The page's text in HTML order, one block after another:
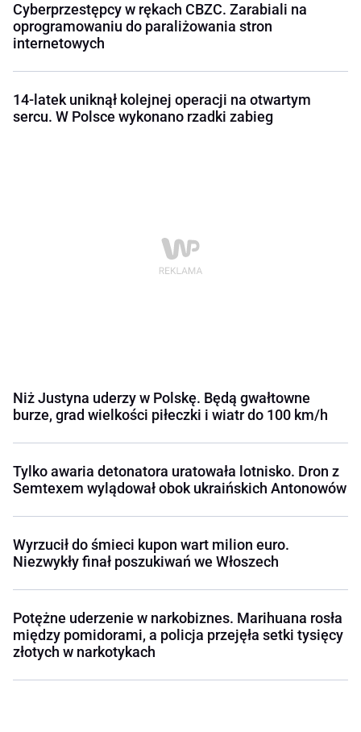
Cyberprzestępcy w rękach CBZC. Zarabiali na
oprogramowaniu do paraliżowania stron
internetowych
14-latek uniknął kolejnej operacji na otwartym
sercu. W Polsce wykonano rzadki zabieg
Niż Justyna uderzy w Polskę. Będą gwałtowne
burze, grad wielkości piłeczki i wiatr do 100 km/h
Tylko awaria detonatora uratowała lotnisko. Dron z
Semtexem wylądował obok ukraińskich Antonowów
Wyrzucił do śmieci kupon wart milion euro.
Niezwykły finał poszukiwań we Włoszech
Potężne uderzenie w narkobiznes. Marihuana rosła
między pomidorami, a policja przejęła setki tysięcy
złotych w narkotykach